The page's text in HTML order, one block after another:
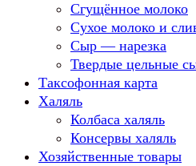
Сгущённое молоко
Сухое молоко и
Сыр — нарезка
Твердые цельные
Таксофонная карта
Халяль
Колбаса халяль
Консервы халяль
Хозяйственные товары